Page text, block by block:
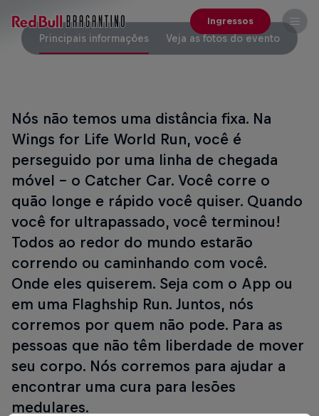
Ingressos
Principais informações Veja as fotos do evento
Nós não temos uma distância fixa. Na
Wings for Life World Run, você é
perseguido por uma linha de chegada
móvel - o Catcher Car. Você corre o
quão longe e rápido você quiser. Quando
você for ultrapassado, você terminou!
Todos ao redor do mundo estarão
correndo ou caminhando com você.
Onde eles quiserem. Seja com o App ou
em uma Flaghship Run. Juntos, nós
corremos por quem não pode. Para as
pessoas que não têm liberdade de mover
seu corpo. Nós corremos para ajudar a
encontrar uma cura para lesões
medulares.